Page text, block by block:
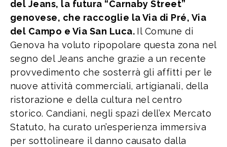
del Jeans, la futura “Carnaby Street”
genovese, che raccoglie la Via di Pré, Via
del Campo e Via San Luca. Il Comune di
Genova ha voluto ripopolare questa zona nel
segno del Jeans anche grazie a un recente
provvedimento che sosterrà gli affitti per le
nuove attività commerciali, artigianali, della
ristorazione e della cultura nel centro
storico. Candiani, negli spazi dell’ex Mercato
Statuto, ha curato un’esperienza immersiva
per sottolineare il danno causato dalla